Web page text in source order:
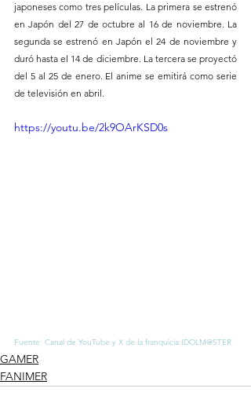
japoneses como tres películas. La primera se estrenó
en Japón del 27 de octubre al 16 de noviembre. La
segunda se estrenó en Japón el 24 de noviembre y
duró hasta el 14 de diciembre. La tercera se proyectó
del 5 al 25 de enero. El anime se emitirá como serie
de televisión en abril.
https://youtu.be/2k9OArKSD0s
Fuente: Canal de YouTube y X de la franquicia IDOLM@STER
GAMER
FANIMER